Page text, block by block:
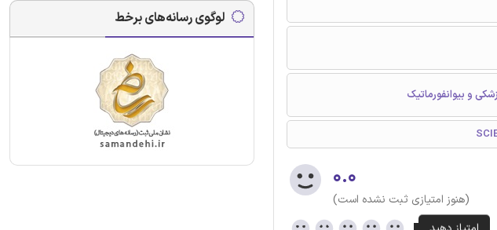
و بیوانفورماتیک
۰.۰
(هنوز امتیازی ثبت نشده است)
لوگوی رسانه‌های برخط